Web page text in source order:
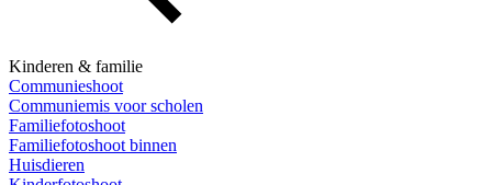
Kinderen & familie
Communieshoot
Communiemis voor scholen
Familiefotoshoot
Familiefotoshoot binnen
Huisdieren